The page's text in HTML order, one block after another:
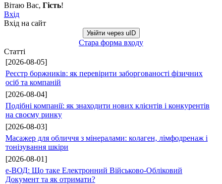
Вітаю Вас, Гість!
Вхід
Вхід на сайт
Увійти через uID
Стара форма входу
Статті
[2026-08-05]
Реєстр боржників: як перевірити заборгованості фізичних
осіб та компаній
[2026-08-04]
Подібні компанії: як знаходити нових клієнтів і конкурентів
на своєму ринку
[2026-08-03]
Масажер для обличчя з мінералами: колаген, лімфодренаж і
тонізування шкіри
[2026-08-01]
е-ВОД: Що таке Електронний Військово-Обліковий
Документ та як отримати?